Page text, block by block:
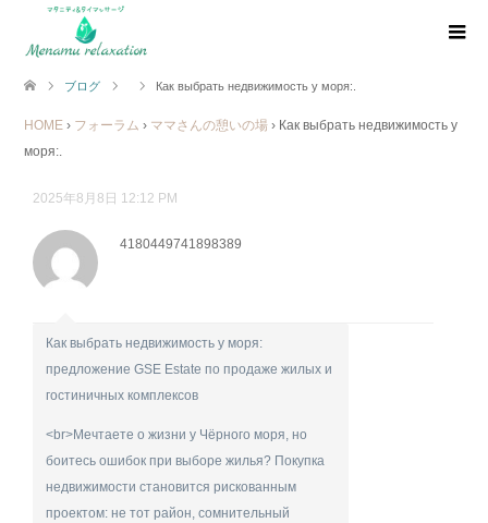
ブログ Как выбрать недвижимость у моря:.
HOME › フォーラム › ママさんの憩いの場 › Как выбрать недвижимость у
моря:.
2025年8月8日 12:12 PM
4180449741898389
Как выбрать недвижимость у моря:
предложение GSE Estate по продаже жилых и
гостиничных комплексов
<br>Мечтаете о жизни у Чёрного моря, но
боитесь ошибок при выборе жилья? Покупка
недвижимости становится рискованным
проектом: не тот район, сомнительный